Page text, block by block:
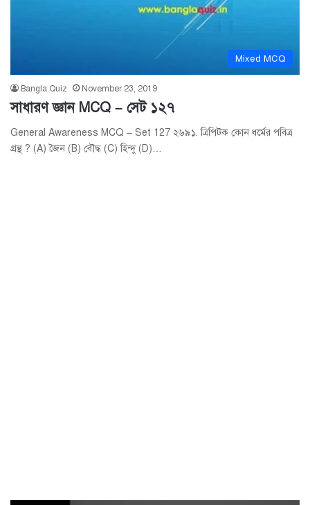
Mixed MCQ
Bangla Quiz November 23, 2019
সাধারণ জ্ঞান MCQ – সেট ১২৭
General Awareness MCQ – Set 127 ২৬৯১. ত্রিপিটক কোন ধর্মের পবিত্র
গ্রন্থ ? (A) জৈন (B) বৌদ্ধ (C) হিন্দু (D)…